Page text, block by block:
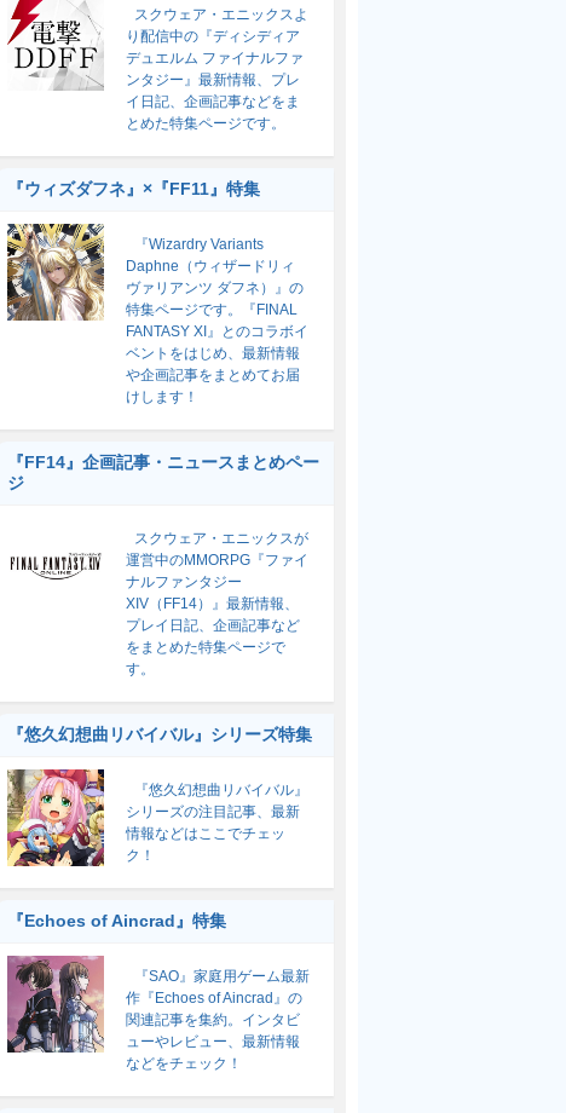
スクウェア・エニックスよ
り配信中の『ディシディア
デュエルム ファイナルファ
ンタジー』最新情報、プレ
イ日記、企画記事などをま
とめた特集ページです。
『ウィズダフネ』×『FF11』特集
『Wizardry Variants
Daphne（ウィザードリィ
ヴァリアンツ ダフネ）』の
特集ページです。『FINAL
FANTASY XI』とのコラボイ
ベントをはじめ、最新情報
や企画記事をまとめてお届
けします！
『FF14』企画記事・ニュースまとめペー
ジ
スクウェア・エニックスが
運営中のMMORPG『ファイ
ナルファンタジー
XIV（FF14）』最新情報、
プレイ日記、企画記事など
をまとめた特集ページで
す。
『悠久幻想曲リバイバル』シリーズ特集
『悠久幻想曲リバイバル』
シリーズの注目記事、最新
情報などはここでチェッ
ク！
『Echoes of Aincrad』特集
『SAO』家庭用ゲーム最新
作『Echoes of Aincrad』の
関連記事を集約。インタビ
ューやレビュー、最新情報
などをチェック！